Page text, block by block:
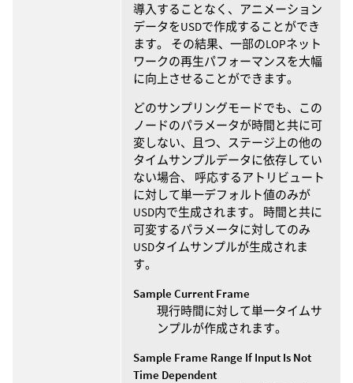
導入することなく、アニメーション
データをUSDで作成することができ
ます。 その結果、一部のLOPネット
ワークの再生パフォーマンスを大幅
に向上させることができます。
どのサンプリングモードでも、この
ノードのパラメータが時間と共に可
変しない、且つ、ステージ上の他の
タイムサンプルデータに依存してい
ない場合、 呼応するアトリビュート
に対して単一デフォルト値のみが
USD内で生成されます。 時間と共に
可変するパラメータに対してのみ
USDタイムサンプルが生成されま
す。
Sample Current Frame
現行時間に対して単一タイムサ
ンプルが作成されます。
Sample Frame Range If Input Is Not
Time Dependent